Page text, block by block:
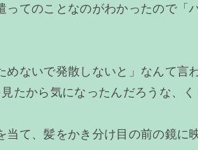
ってのことなのがわかったので「
めないで発散しないと」なんて言
たから気になったんだろうな、く
当て、髪をかき分け目の前の鏡に